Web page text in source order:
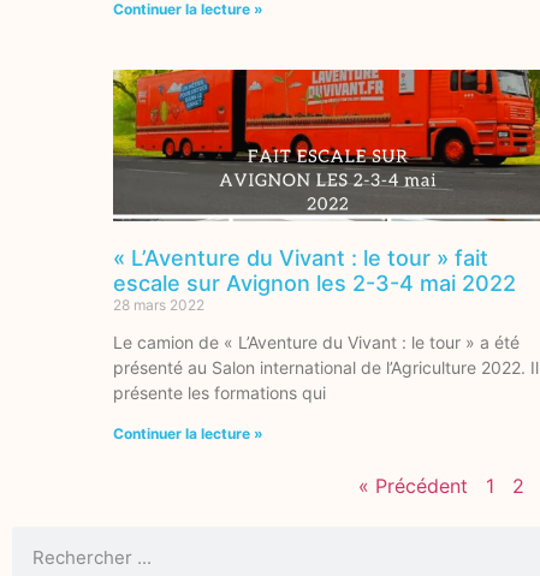
Continuer la lecture »
« L’Aventure du Vivant : le tour » fait
escale sur Avignon les 2-3-4 mai 2022
28 mars 2022
Le camion de « L’Aventure du Vivant : le tour » a été
présenté au Salon international de l’Agriculture 2022. Il
présente les formations qui
Continuer la lecture »
« Précédent 1 2